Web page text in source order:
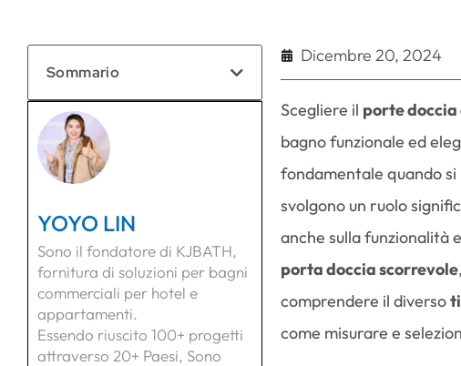
Sommario
YOYO LIN
Sono il fondatore di KJBATH,
fornitura di soluzioni per bagni
commerciali per hotel e
appartamenti.
Essendo riuscito 100+ progetti
attraverso 20+ Paesi, Sono
Dicembre 20, 2024
Scegliere il porte
bagno funzionale ed
fondamentale quando
svolgono un ruolo
anche sulla funzionalità
porta doccia scorrevole,
comprendere il diverso
come misurare e